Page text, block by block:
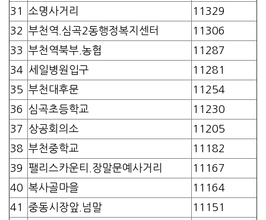
31 소명사거리
11329
32
부천역.심곡2동행정복지센터
11306
33
부천역북부.농협
11287
34 세일병원입구
11281
35 부천대후문
11254
36
심곡초등학교
11230
37
상공회의소
11205
38 부천중학교
11182
39
팰리스카운티.장말문예사거리
11167
40 복사골마을
11164
41
중동시장앞.넘말
11151